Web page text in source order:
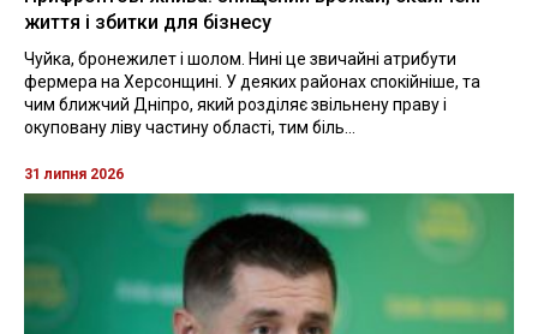
життя і збитки для бізнесу
Чуйка, бронежилет і шолом. Нині це звичайні атрибути
фермера на Херсонщині. У деяких районах спокійніше, та
чим ближчий Дніпро, який розділяє звільнену праву і
окуповану ліву частину області, тим біль...
31 липня 2026